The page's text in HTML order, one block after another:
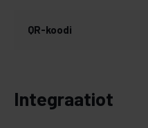
QR-koodi
Integraatiot